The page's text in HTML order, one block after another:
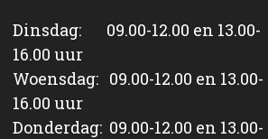
Dinsdag: 09.00-12.00 en 13.00-
16.00 uur
Woensdag: 09.00-12.00 en 13.00-
16.00 uur
Donderdag: 09.00-12.00 en 13.00-